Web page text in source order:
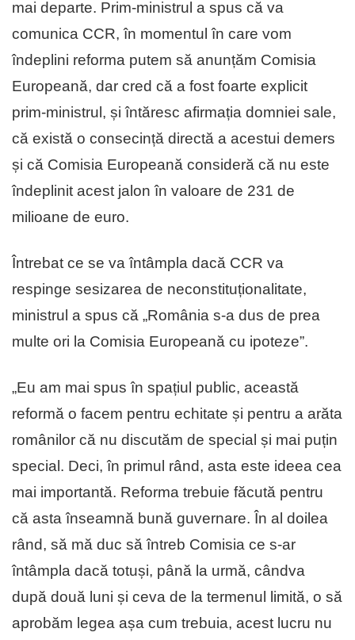
mai departe. Prim-ministrul a spus că va
comunica CCR, în momentul în care vom
îndeplini reforma putem să anunțăm Comisia
Europeană, dar cred că a fost foarte explicit
prim-ministrul, și întăresc afirmația domniei sale,
că există o consecință directă a acestui demers
și că Comisia Europeană consideră că nu este
îndeplinit acest jalon în valoare de 231 de
milioane de euro.
Întrebat ce se va întâmpla dacă CCR va
respinge sesizarea de neconstituționalitate,
ministrul a spus că „România s-a dus de prea
multe ori la Comisia Europeană cu ipoteze”.
„Eu am mai spus în spațiul public, această
reformă o facem pentru echitate și pentru a arăta
românilor că nu discutăm de special și mai puțin
special. Deci, în primul rând, asta este ideea cea
mai importantă. Reforma trebuie făcută pentru
că asta înseamnă bună guvernare. În al doilea
rând, să mă duc să întreb Comisia ce s-ar
întâmpla dacă totuși, până la urmă, cândva
după două luni și ceva de la termenul limită, o să
aprobăm legea așa cum trebuia, acest lucru nu